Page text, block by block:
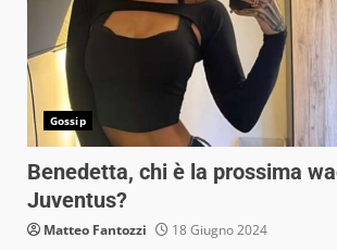
Gossip
Benedetta, chi è la prossima
Juventus?
Matteo Fantozzi 18 Giugno 2024